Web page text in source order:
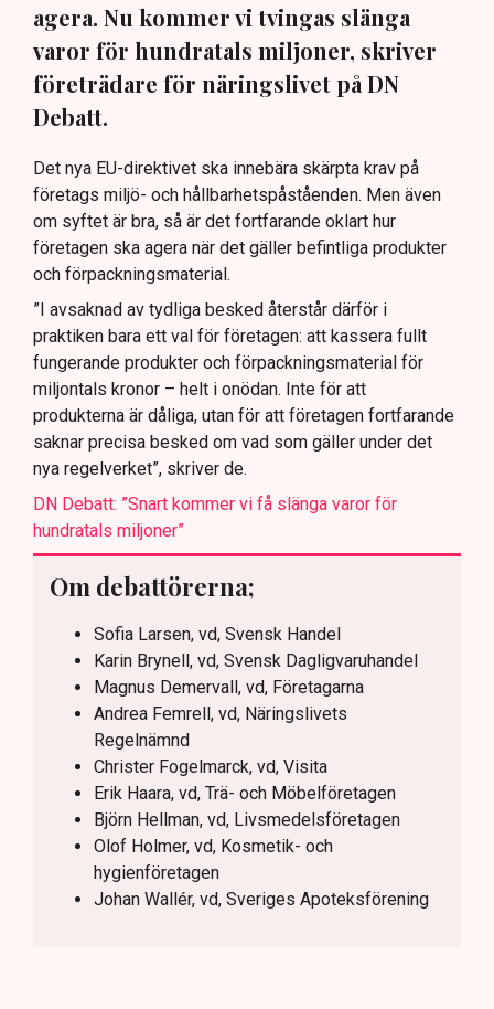
agera. Nu kommer vi tvingas slänga
varor för hundratals miljoner, skriver
företrädare för näringslivet på DN
Debatt.
Det nya EU-direktivet ska innebära skärpta krav på
företags miljö- och hållbarhetspåståenden. Men även
om syftet är bra, så är det fortfarande oklart hur
företagen ska agera när det gäller befintliga produkter
och förpackningsmaterial.
”I avsaknad av tydliga besked återstår därför i
praktiken bara ett val för företagen: att kassera fullt
fungerande produkter och förpackningsmaterial för
miljontals kronor – helt i onödan. Inte för att
produkterna är dåliga, utan för att företagen fortfarande
saknar precisa besked om vad som gäller under det
nya regelverket”, skriver de.
DN Debatt: ”Snart kommer vi få slänga varor för
hundratals miljoner”
Om debattörerna;
Sofia Larsen, vd, Svensk Handel
Karin Brynell, vd, Svensk Dagligvaruhandel
Magnus Demervall, vd, Företagarna
Andrea Femrell, vd, Näringslivets
Regelnämnd
Christer Fogelmarck, vd, Visita
Erik Haara, vd, Trä- och Möbelföretagen
Björn Hellman, vd, Livsmedelsföretagen
Olof Holmer, vd, Kosmetik- och
hygienföretagen
Johan Wallér, vd, Sveriges Apoteksförening